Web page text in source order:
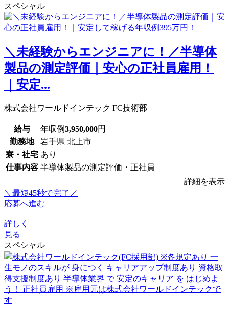
スペシャル
＼未経験からエンジニアに！／半導体
製品の測定評価｜安心の正社員雇用！
｜安定...
株式会社ワールドインテック FC技術部
給与 年収例3,950,000円
勤務地
岩手県 北上市
寮・社宅 あり
仕事内容 半導体製品の測定評価・正社員
詳細を表示
＼最短45秒で完了／
応募へ進む
詳しく
見る
スペシャル